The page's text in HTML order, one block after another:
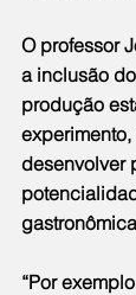
O professor
a inclusão
produção
desenvolver
“Por